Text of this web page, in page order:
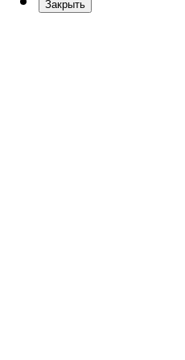
Закрыть